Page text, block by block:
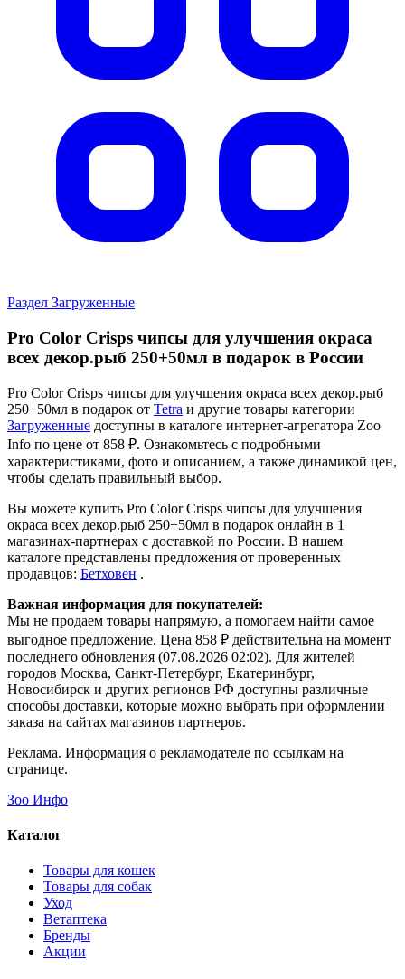
Раздел Загруженные
Pro Color Crisps чипсы для улучшения окраса
всех декор.рыб 250+50мл в подарок в России
Pro Color Crisps чипсы для улучшения окраса всех декор.рыб
250+50мл в подарок от Tetra и другие товары категории
Загруженные доступны в каталоге интернет-агрегатора Zoo
Info по цене от 858 ₽. Ознакомьтесь с подробными
характеристиками, фото и описанием, а также динамикой цен,
чтобы сделать правильный выбор.
Вы можете купить Pro Color Crisps чипсы для улучшения
окраса всех декор.рыб 250+50мл в подарок онлайн в 1
магазинах-партнерах с доставкой по России. В нашем
каталоге представлены предложения от проверенных
продавцов: Бетховен .
Важная информация для покупателей:
Мы не продаем товары напрямую, а помогаем найти самое
выгодное предложение. Цена 858 ₽ действительна на момент
последнего обновления (07.08.2026 02:02). Для жителей
городов Москва, Санкт-Петербург, Екатеринбург,
Новосибирск и других регионов РФ доступны различные
способы доставки, которые можно выбрать при оформлении
заказа на сайтах магазинов партнеров.
Реклама. Информация о рекламодателе по ссылкам на
странице.
Зоо Инфо
Каталог
Товары для кошек
Товары для собак
Уход
Ветаптека
Бренды
Акции